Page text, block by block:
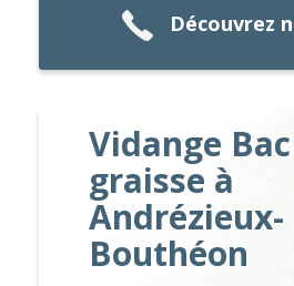
Découvrez
Vidange
graisse à
Andrézieux-
Bouthéon